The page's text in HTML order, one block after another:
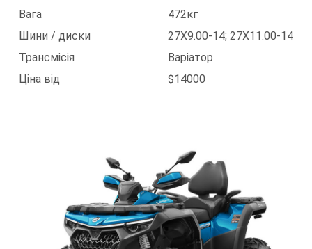
Вага
472кг
Шини / диски
27X9.00-14; 27X11.00-14
Трансмісія
Варіатор
Ціна від
$14000